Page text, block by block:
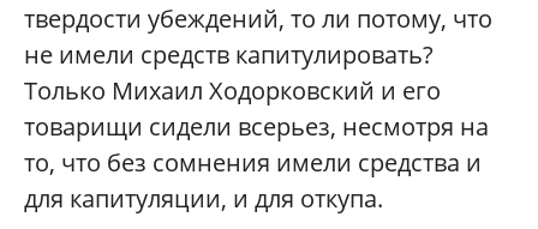
твердости убеждений, то ли потому, что
не имели средств капитулировать?
Только Михаил Ходорковский и его
товарищи сидели всерьез, несмотря на
то, что без сомнения имели средства и
для капитуляции, и для откупа.